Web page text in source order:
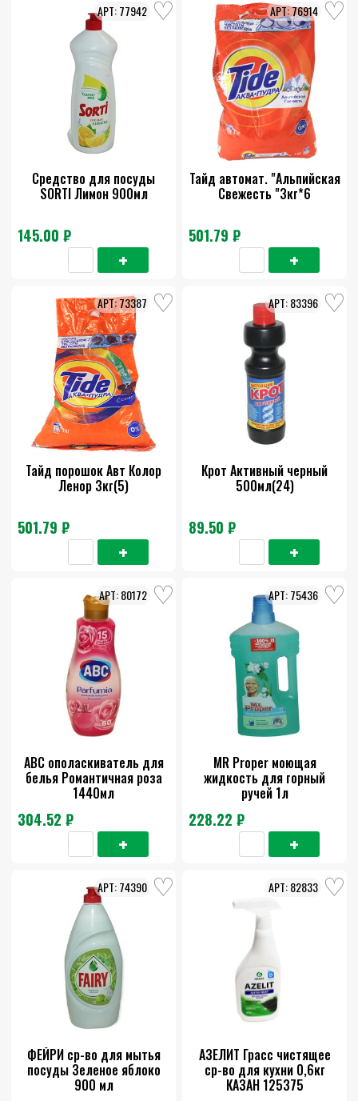
Средство для посуды
SORTI Лимон 900мл
145.00 ₽
77942
Тайд автомат. "Альпийская
Cвежесть "3кг*6
501.79 ₽
76914
Тайд порошок Авт Колор
Ленор 3кг(5)
501.79 ₽
73387
Крот Активный черный
500мл(24)
89.50 ₽
83396
АВС ополаскиватель для
белья Романтичная роза
1440мл
304.52 ₽
80172
MR Proper моющая
жидкость для горный
ручей 1л
228.22 ₽
75436
ФЕЙРИ ср-во для мытья
посуды Зеленое яблоко
900 мл
74390
АЗЕЛИТ Грасс чистящее
ср-во для кухни 0,6кг
КАЗАН 125375
82833